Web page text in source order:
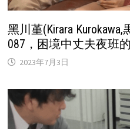
黑川堇(Kirara
087，困境中丈夫夜班
2023年7月3日